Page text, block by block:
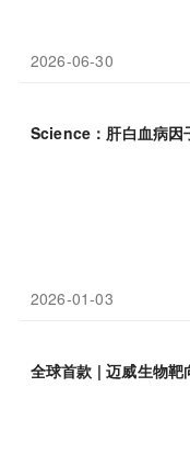
2026-06-30
Science：肝白血病因
2026-01-03
全球首款 | 迈威生物